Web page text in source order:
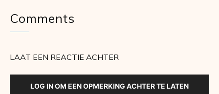
Comments
LAAT EEN REACTIE ACHTER
LOG IN OM EEN OPMERKING ACHTER TE LATEN